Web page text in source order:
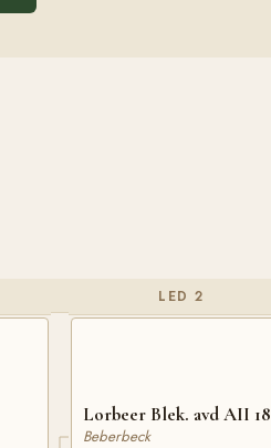
LED 2
Lorbeer Blek. avd AII 18
Beberbeck